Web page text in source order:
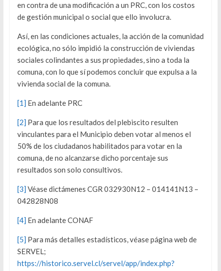
en contra de una modificación a un PRC, con los costos
de gestión municipal o social que ello involucra.
Así, en las condiciones actuales, la acción de la comunidad
ecológica, no sólo impidió la construcción de viviendas
sociales colindantes a sus propiedades, sino a toda la
comuna, con lo que sí podemos concluir que expulsa a la
vivienda social de la comuna.
[1] En adelante PRC
[2] Para que los resultados del plebiscito resulten
vinculantes para el Municipio deben votar al menos el
50% de los ciudadanos habilitados para votar en la
comuna, de no alcanzarse dicho porcentaje sus
resultados son solo consultivos.
[3] Véase dictámenes CGR 032930N12 – 014141N13 –
042828N08
[4] En adelante CONAF
[5] Para más detalles estadísticos, véase página web de
SERVEL;
https://historico.servel.cl/servel/app/index.php?